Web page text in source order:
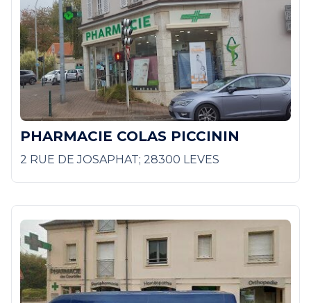
PHARMACIE COLAS PICCININ
2 RUE DE JOSAPHAT; 28300 LEVES